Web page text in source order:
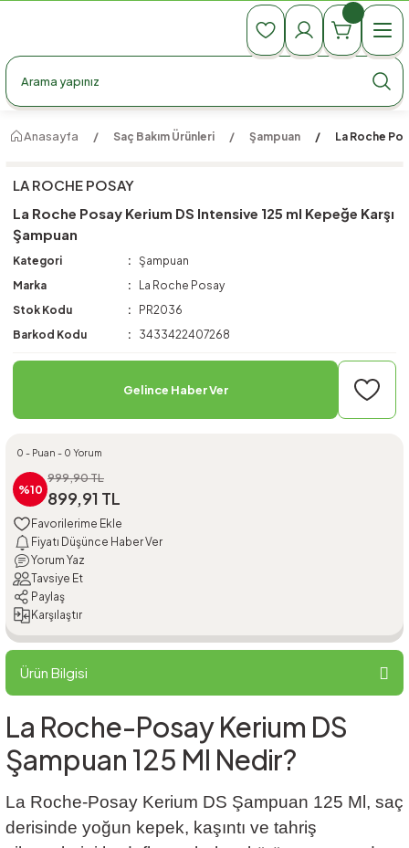
990 TL Üzeri Ücretsiz Kargo
990 TL Üzeri Ücretsiz Kargo
Anasayfa Saç Bakım Ürünleri Şampuan La Roche
LA ROCHE POSAY
La Roche Posay Kerium DS Intensive 125 ml Kepeğe Karşı
Şampuan
Kategori
Şampuan
Marka
La Roche Posay
Stok Kodu
PR2036
Barkod Kodu
3433422407268
Gelince Haber Ver
0 - Puan - 0 Yorum
%10
999,90 TL
899,91 TL
Fiyatı Düşünce Haber Ver
Yorum Yaz
Tavsiye Et
Paylaş
Karşılaştır
Ürün Bilgisi
La Roche-Posay Kerium DS
Şampuan 125 Ml Nedir?
La Roche-Posay Kerium DS Şampuan 125 Ml, saç
derisinde yoğun kepek, kaşıntı ve tahriş